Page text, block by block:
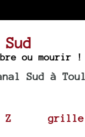
ou mourir !
Sud à
Z grille